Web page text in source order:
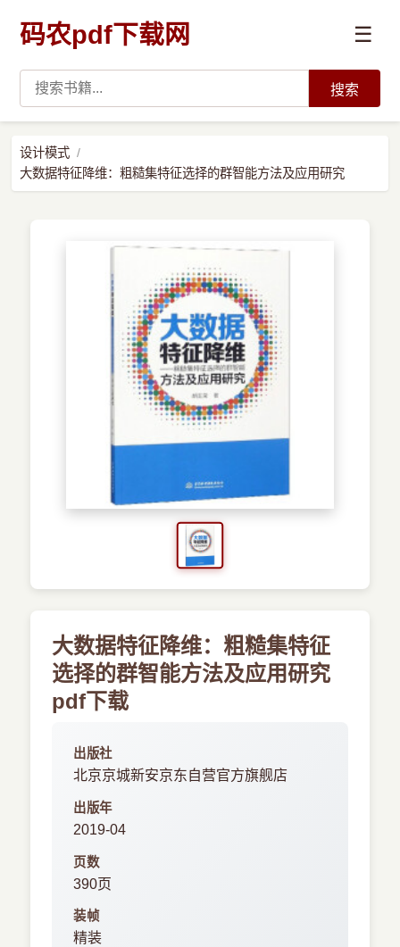
码农pdf下载网 ☰
数据科学与人工智能
搜索
设计模式
大数据特征降维：粗糙集特征选择的群智能方法及应用研究
大数据特征降维：粗糙集特征
选择的群智能方法及应用研究
pdf下载
出版社
北京京城新安京东自营官方旗舰店
出版年
2019-04
页数
390页
装帧
精装